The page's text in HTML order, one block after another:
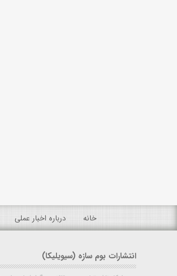
خانه درباره اخبار عملی
انتشارات بوم سازه (سیویلیکا)